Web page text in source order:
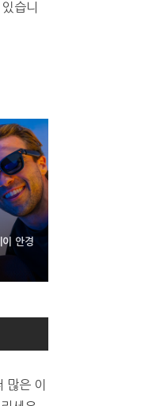
습니
안경
패키징
AI
많은 이